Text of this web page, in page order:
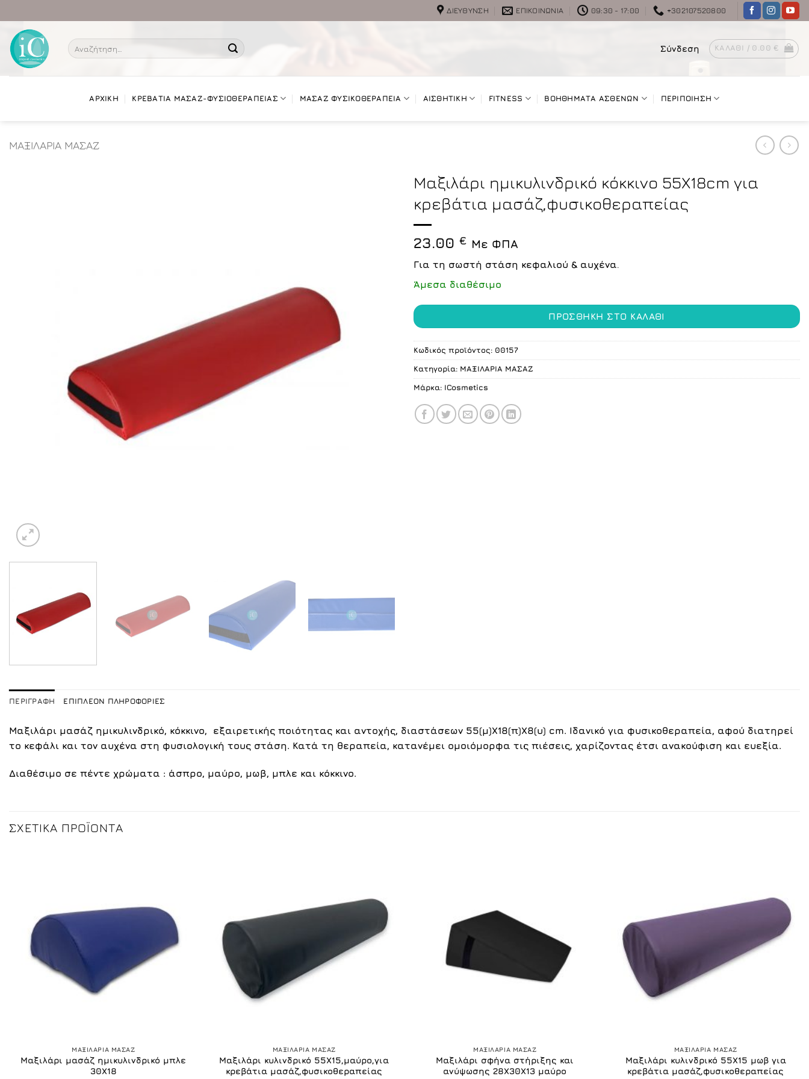
στο
περιεχόμενο
ΔΙΕΎΘΥΝΣΗ ΕΠΙΚΟΙΝΩΝΊΑ 09:30 - 17:00 +302107520800
Αναζήτηση
για:
Σύνδεση ΚΑΛΆΘΙ / 0.00 €
ΑΡΧΙΚΗ ΚΡΕΒΑΤΙΑ ΜΑΣΑΖ-ΦΥΣΙΟΘΕΡΑΠΕΙΑΣ ΜΑΣΑΖ ΦΥΣΙΚΟΘΕΡΑΠΕΙΑ ΑΙΣΘΗΤΙΚΗ FITNESS ΒΟΗΘΗΜΑΤΑ ΑΣΘΕΝΩΝ ΠΕΡΙΠΟΙΗΣΗ
ΜΑΞΙΛΑΡΙΑ ΜΑΣΑΖ
Μαξιλάρι ημικυλινδρικό κόκκινο 55X18cm για
κρεβάτια μασάζ,φυσικοθεραπείας
23.00 € Με ΦΠΑ
Για τη σωστή στάση κεφαλιού & αυχένα.
Άμεσα διαθέσιμο
ΠΡΟΣΘΉΚΗ ΣΤΟ ΚΑΛΆΘΙ
Κωδικός προϊόντος: 00157
Κατηγορία: ΜΑΞΙΛΑΡΙΑ ΜΑΣΑΖ
Μάρκα: ICosmetics
ΠΕΡΙΓΡΑΦΉ ΕΠΙΠΛΈΟΝ ΠΛΗΡΟΦΟΡΊΕΣ
Μαξιλάρι μασάζ ημικυλινδρικό, κόκκινο, εξαιρετικής ποιότητας και αντοχής, διαστάσεων 55(μ)Χ18(π)Χ8(υ) cm. Ιδανικό για φυσικοθεραπεία, αφού διατηρεί
το κεφάλι και τον αυχένα στη φυσιολογική τους στάση. Κατά τη θεραπεία, κατανέμει ομοιόμορφα τις πιέσεις, χαρίζοντας έτσι ανακούφιση και ευεξία.
Διαθέσιμο σε πέντε χρώματα : άσπρο μαύρο μωβ, μπλε και κόκκινο
ΣΧΕΤΙΚΆ ΠΡΟΪΌΝΤΑ
ΜΑΞΙΛΑΡΙΑ ΜΑΣΑΖ
Μαξιλάρι μασάζ ημικυλινδρικό μπλε
30Χ18
ΜΑΞΙΛΑΡΙΑ ΜΑΣΑΖ
Μαξιλάρι κυλινδρικό 55Χ15,μαύρο,για
κρεβάτια μασάζ,φυσικοθεραπείας
ΜΑΞΙΛΑΡΙΑ ΜΑΣΑΖ
Μαξιλάρι σφήνα στήριξης και
ανύψωσης 28Χ30Χ13 μαύρο
ΜΑΞΙΛΑΡΙΑ ΜΑΣΑΖ
Μαξιλάρι κυλινδρικό 55Χ15 μωβ για
κρεβάτια μασάζ,φυσικοθεραπείας